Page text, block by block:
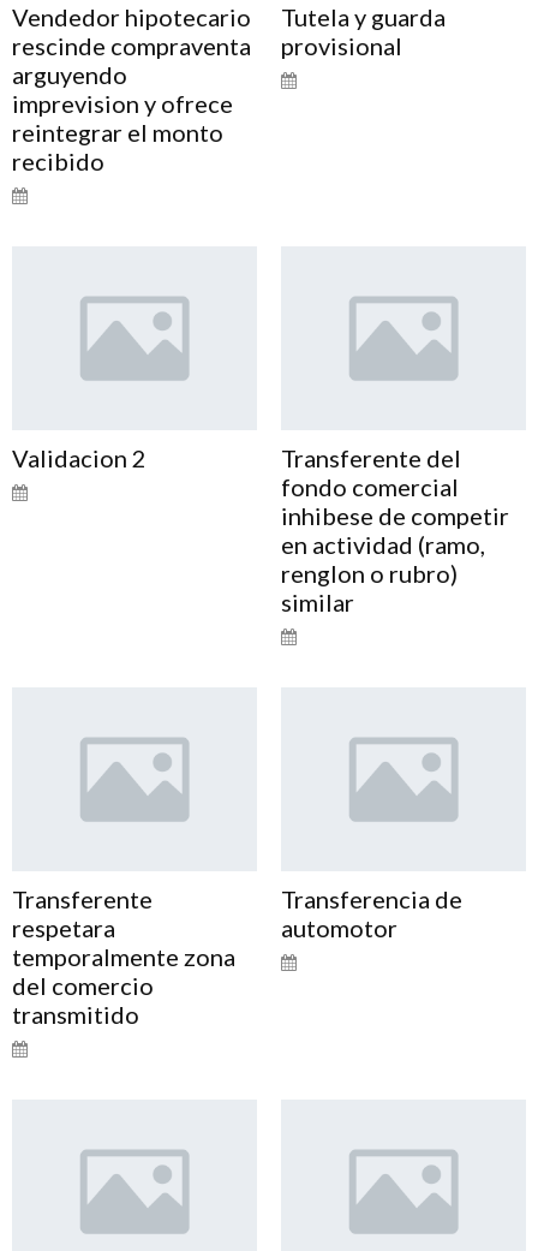
Vendedor hipotecario
rescinde compraventa
arguyendo
imprevision y ofrece
reintegrar el monto
recibido
Tutela y guarda
provisional
Validacion 2
Transferente del
fondo comercial
inhibese de competir
en actividad (ramo,
renglon o rubro)
similar
Transferente
respetara
temporalmente zona
del comercio
transmitido
Transferencia de
automotor